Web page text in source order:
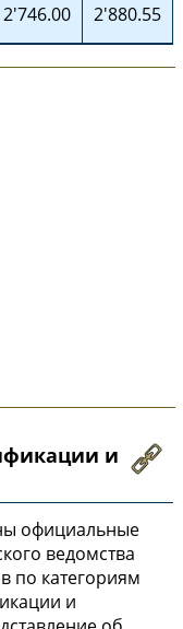
2'746.00 2'880.55
и
официальные
ведомства
по категориям
и